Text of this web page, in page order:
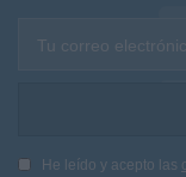
Tu correo
He leído y acepto las